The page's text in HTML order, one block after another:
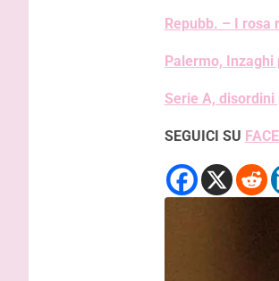
Repubb. – I rosa
Palermo,
Serie A,
SEGUICI SU